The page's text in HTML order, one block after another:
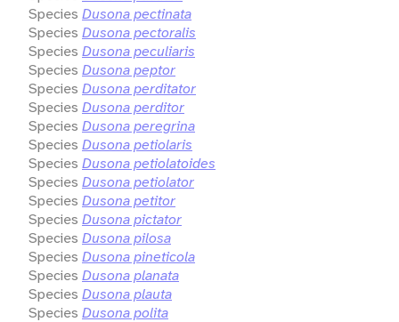
Species Dusona pectinata
Species Dusona pectoralis
Species Dusona peculiaris
Species Dusona peptor
Species Dusona perditator
Species Dusona perditor
Species Dusona peregrina
Species Dusona petiolaris
Species Dusona petiolatoides
Species Dusona petiolator
Species Dusona petitor
Species Dusona pictator
Species Dusona pilosa
Species Dusona pineticola
Species Dusona planata
Species Dusona plauta
Species Dusona polita